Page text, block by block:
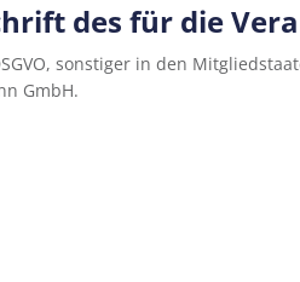
des für die
sonstiger in den
GmbH.